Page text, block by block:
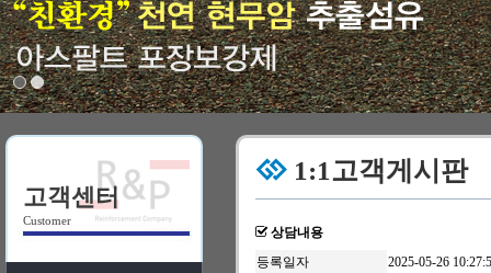
이용약관
개인정보취급방침
찾아오시는길
고객센터
Customer
1:1고객게시판
상담내용
등록일자
2025-05-26